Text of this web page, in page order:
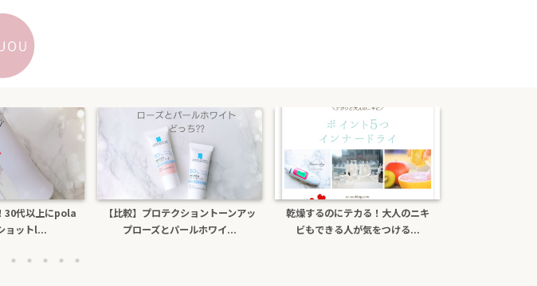
ョントーンアッ
ルホワイ...
乾燥するのにテカる！大人のニキ
ビもできる人が気をつける...
ポーラb.aライトセレクターは偽物
がある？日焼け止め効...